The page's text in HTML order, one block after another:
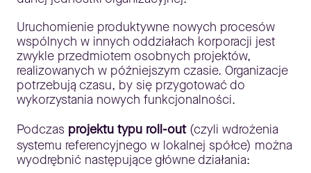
Uruchomienie produktywne nowych procesów
wspólnych w innych oddziałach korporacji jest
zwykle przedmiotem osobnych projektów,
realizowanych w późniejszym czasie. Organizacje
potrzebują czasu, by się przygotować do
wykorzystania nowych funkcjonalności.
Podczas projektu typu roll-out(czyli wdrożenia
systemu referencyjnego w lokalnej spółce) można
wyodrębnić następujące główne działania: